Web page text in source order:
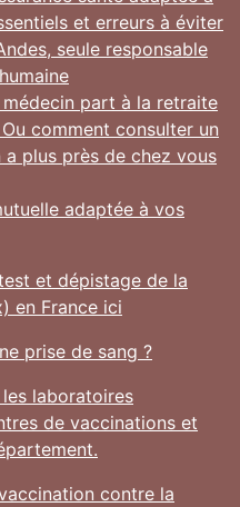
et erreurs à éviter
seule responsable
part à la retraite
comment consulter un
a plus près de chez vous
adaptée à vos
et dépistage de la
en France ici
prise de sang ?
laboratoires
de vaccinations et
contre la